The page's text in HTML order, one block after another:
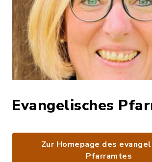
Evangelisches
Zur Homepage des
Pfarramtes